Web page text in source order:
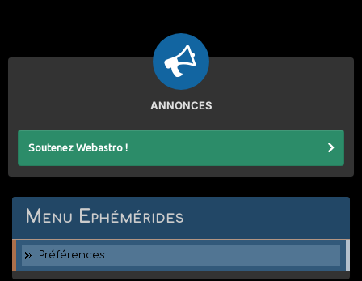
ANNONCES
Soutenez Webastro !
Menu Ephémérides
Préférences